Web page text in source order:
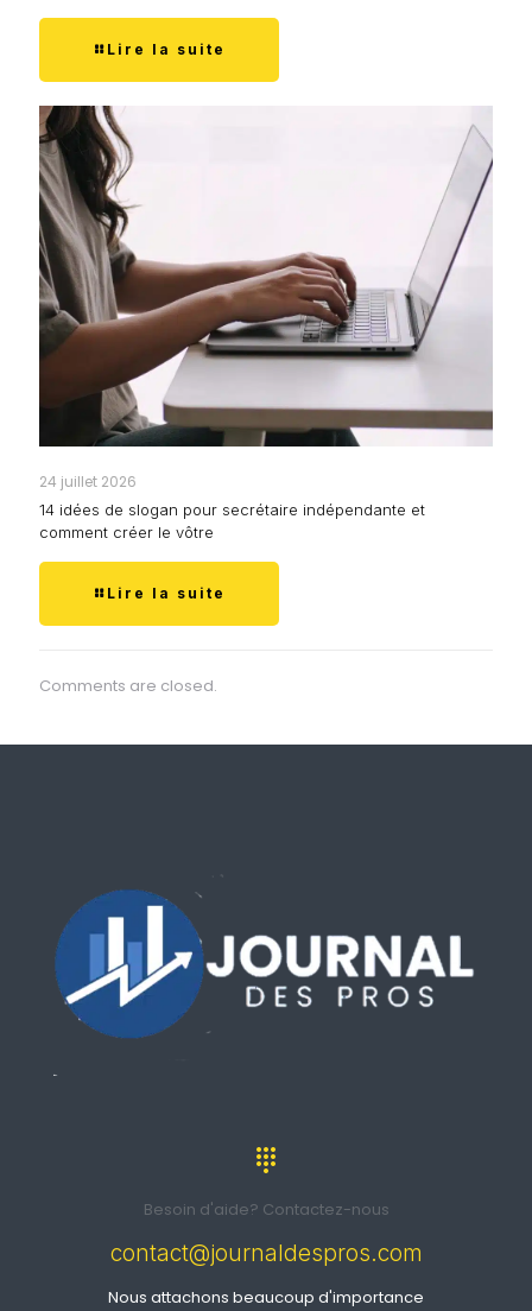
Lire la suite
24 juillet 2026
14 idées de slogan pour secrétaire indépendante et
comment créer le vôtre
Lire la suite
Comments are closed.
Besoin d'aide? Contactez-nous
contact@journaldespros.com
Nous attachons beaucoup d'importance